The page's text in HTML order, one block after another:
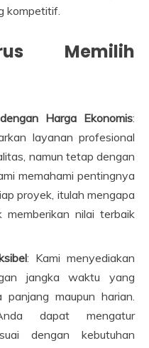
kompetitif.
Memilih
Harga Ekonomis:
layanan profesional
namun tetap dengan
memahami pentingnya
proyek, itulah mengapa
memberikan nilai terbaik
: Kami menyediakan
jangka waktu yang
maupun harian.
dapat mengatur
dengan kebutuhan